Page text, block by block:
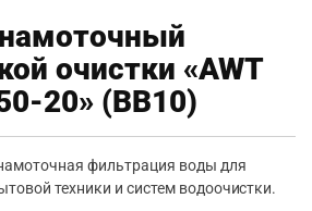
очистки «AWT
20» (BB10)
фильтрация воды для
техники и систем водоочистки.